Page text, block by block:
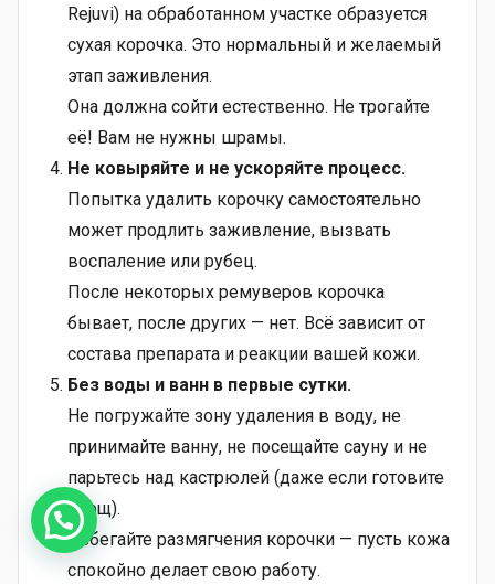
Rejuvi) на обработанном участке образуется
сухая корочка. Это нормальный и желаемый
этап заживления.
Она должна сойти естественно. Не трогайте
её! Вам не нужны шрамы.
Не ковыряйте и не ускоряйте процесс.
Попытка удалить корочку самостоятельно
может продлить заживление, вызвать
воспаление или рубец.
После некоторых ремуверов корочка
бывает, после других — нет. Всё зависит от
состава препарата и реакции вашей кожи.
Без воды и ванн в первые сутки.
Не погружайте зону удаления в воду, не
принимайте ванну, не посещайте сауну и не
парьтесь над кастрюлей (даже если готовите
борщ).
Избегайте размягчения корочки — пусть кожа
спокойно делает свою работу.